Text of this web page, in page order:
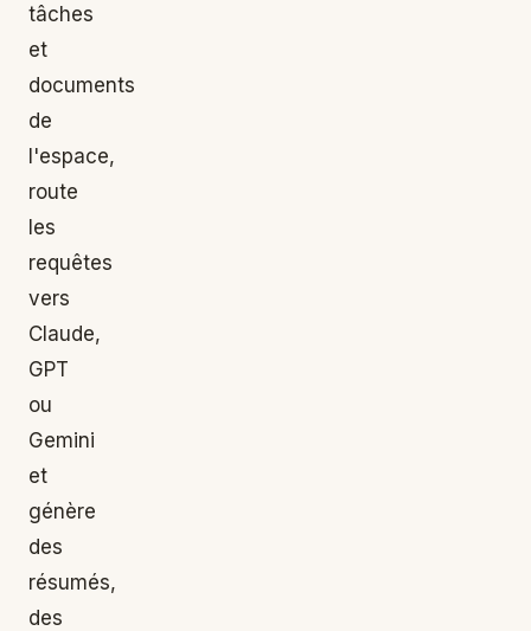
tâches
et
documents
de
l'espace,
route
les
requêtes
vers
Claude,
GPT
ou
Gemini
et
génère
des
résumés,
des